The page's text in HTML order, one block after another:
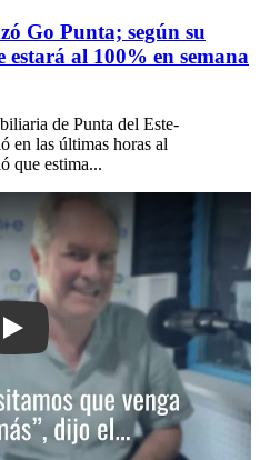
Go Punta; según su
estará al 100% en semana
de Punta del Este-
en las últimas horas al
que estima...
Play: Javier Sena dijo que lo